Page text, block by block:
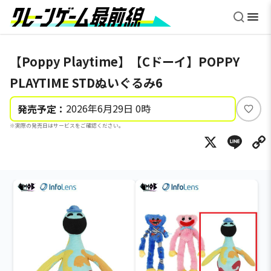
【Poppy Playtime】【Cドーイ】POPPY
PLAYTIME STDぬいぐるみ6
発売予定： 2026年6月29日 0時
※実際の発売日はサービスをご確認ください。
い
ね
X